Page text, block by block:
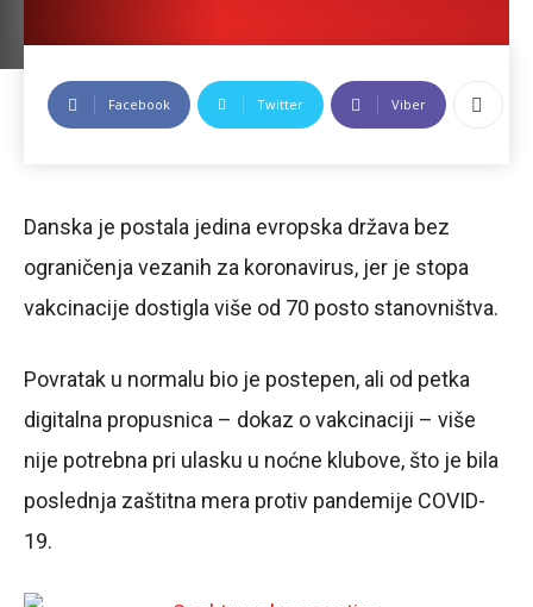
Facebook Twitter Viber
Danska je postala jedina evropska država bez
ograničenja vezanih za koronavirus, jer je stopa
vakcinacije dostigla više od 70 posto stanovništva.
Povratak u normalu bio je postepen, ali od petka
digitalna propusnica – dokaz o vakcinaciji – više
nije potrebna pri ulasku u noćne klubove, što je bila
poslednja zaštitna mera protiv pandemije COVID-
19.